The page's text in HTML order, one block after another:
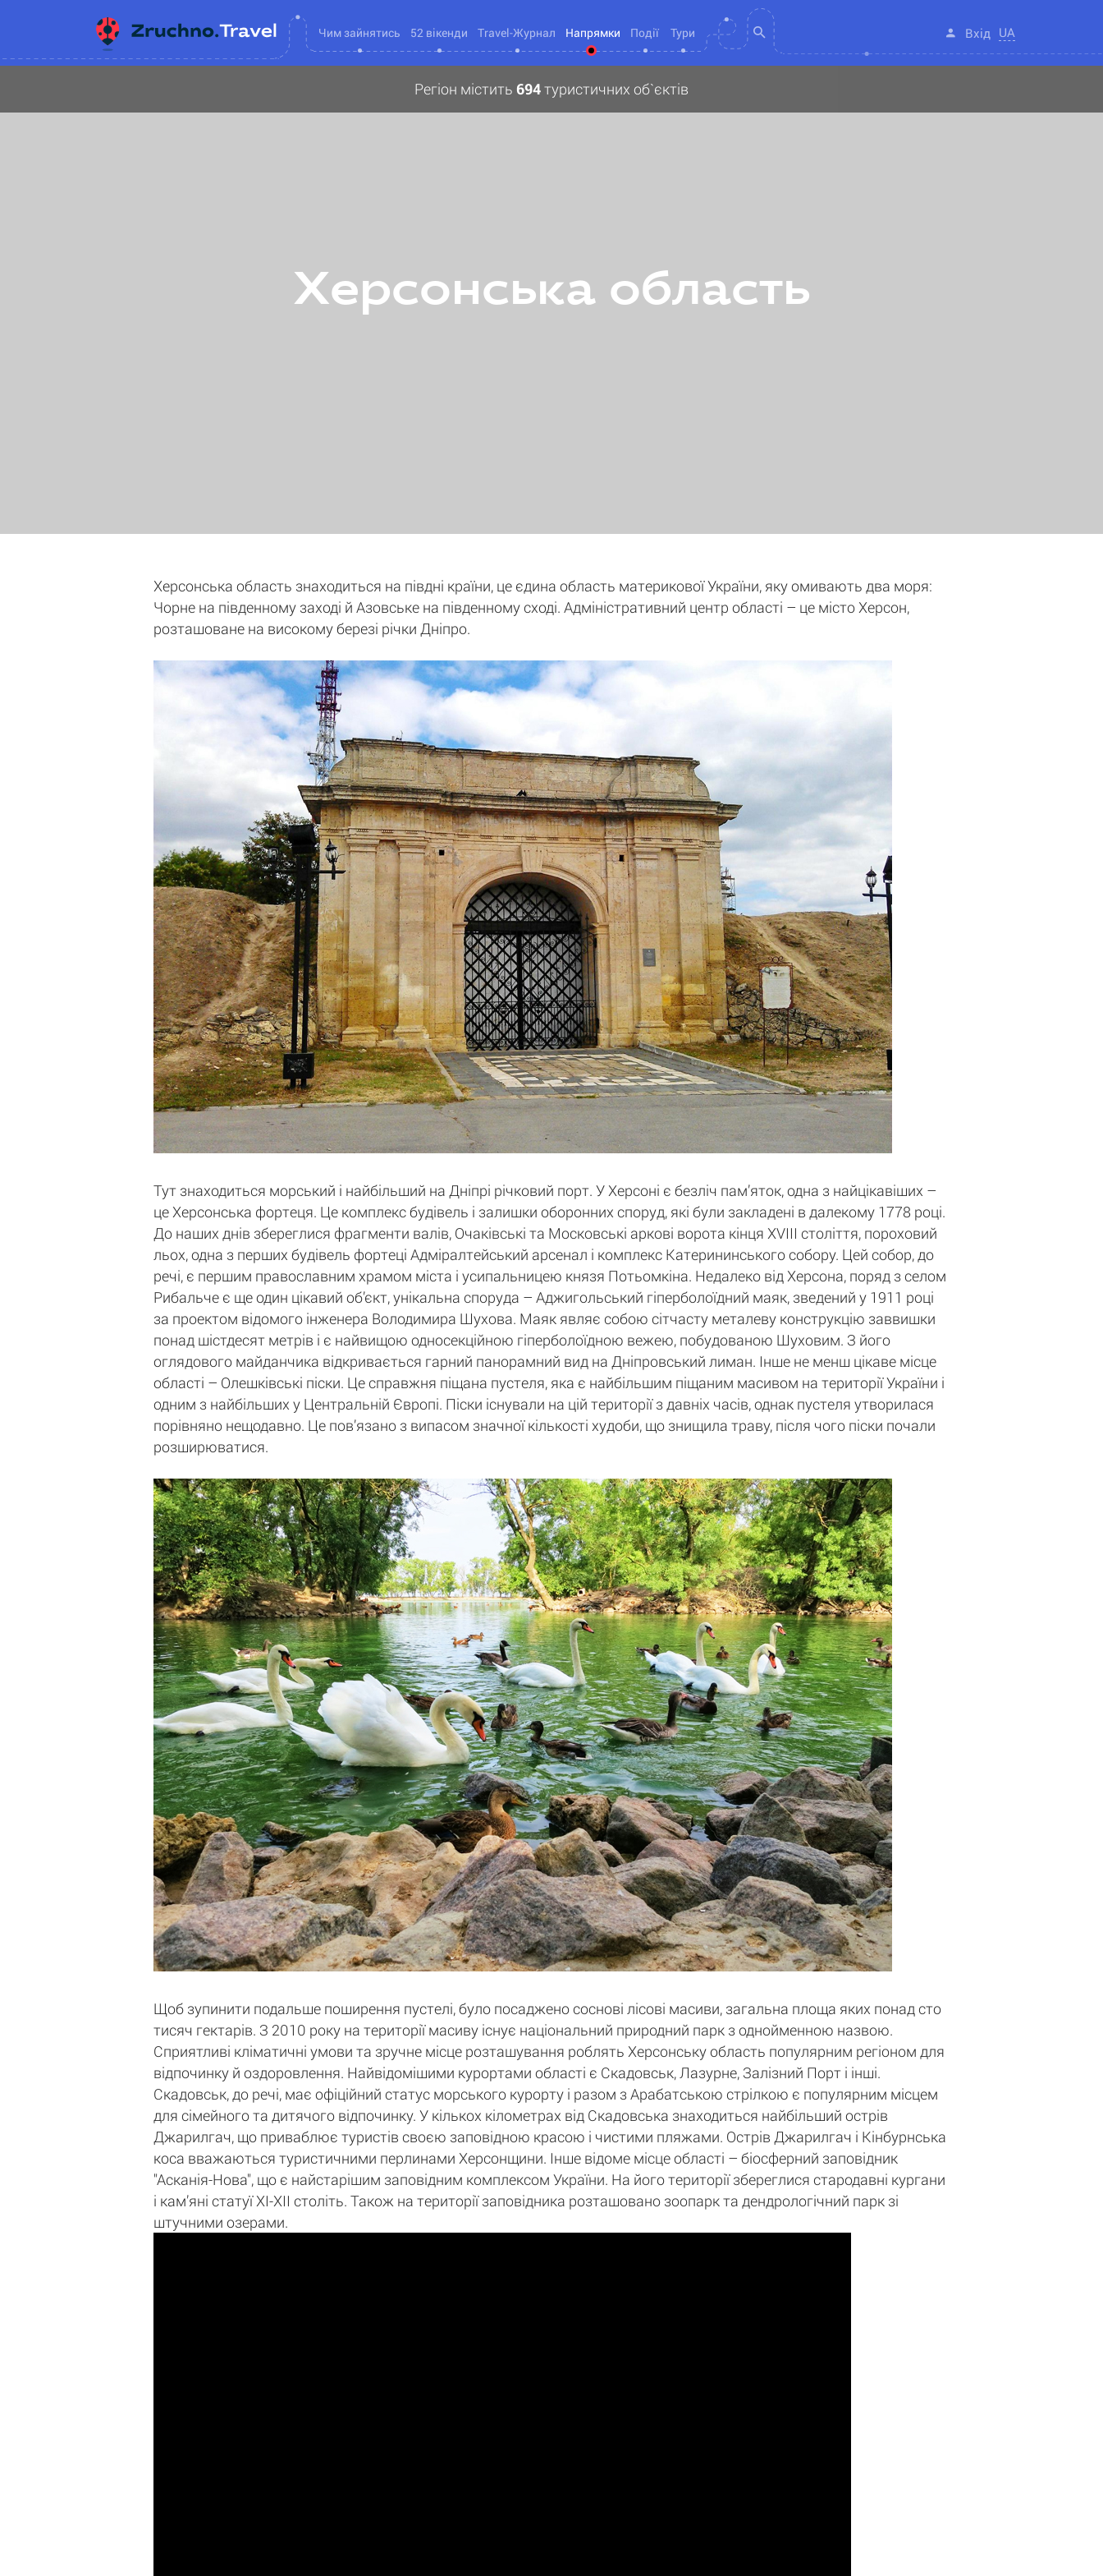
Чим зайнятись 52 вікенди Travel-Журнал Напрямки Події Тури Вхід UA
Регіон містить 694туристичних об`єктів
Херсонська область
Херсонська область знаходиться на півдні країни, це єдина область материкової України, яку омивають два моря:
Чорне на південному заході й Азовське на південному сході. Адміністративний центр області – це місто Херсон,
розташоване на високому березі річки Дніпро.
Тут знаходиться морський і найбільший на Дніпрі річковий порт. У Херсоні є безліч пам’яток, одна з найцікавіших –
це Херсонська фортеця. Це комплекс будівель і залишки оборонних споруд, які були закладені в далекому 1778 році.
До наших днів збереглися фрагменти валів, Очаківські та Московські аркові ворота кінця XVIII століття, пороховий
льох, одна з перших будівель фортеці Адміралтейський арсенал і комплекс Катерининського собору. Цей собор, до
речі, є першим православним храмом міста і усипальницею князя Потьомкіна. Недалеко від Херсона, поряд з селом
Рибальче є ще один цікавий об’єкт, унікальна споруда – Аджигольський гіперболоїдний маяк, зведений у 1911 році
за проектом відомого інженера Володимира Шухова. Маяк являє собою сітчасту металеву конструкцію заввишки
понад шістдесят метрів і є найвищою односекційною гіперболоїдною вежею, побудованою Шуховим. З його
оглядового майданчика відкривається гарний панорамний вид на Дніпровський лиман. Інше не менш цікаве місце
області – Олешківські піски. Це справжня піщана пустеля, яка є найбільшим піщаним масивом на території України і
одним з найбільших у Центральній Європі. Піски існували на цій території з давніх часів, однак пустеля утворилася
порівняно нещодавно. Це пов’язано з випасом значної кількості худоби, що знищила траву, після чого піски почали
розширюватися.
Щоб зупинити подальше поширення пустелі, було посаджено соснові лісові масиви, загальна площа яких понад сто
тисяч гектарів. З 2010 року на території масиву існує національний природний парк з однойменною назвою.
Сприятливі кліматичні умови та зручне місце розташування роблять Херсонську область популярним регіоном для
відпочинку й оздоровлення. Найвідомішими курортами області є Скадовськ, Лазурне, Залізний Порт і інші.
Скадовськ, до речі, має офіційний статус морського курорту і разом з Арабатською стрілкою є популярним місцем
для сімейного та дитячого відпочинку. У кількох кілометрах від Скадовська знаходиться найбільший острів
Джарилгач, що приваблює туристів своєю заповідною красою і чистими пляжами. Острів Джарилгач і Кінбурнська
коса вважаються туристичними перлинами Херсонщини. Інше відоме місце області – біосферний заповідник
"Асканія-Нова", що є найстарішим заповідним комплексом України. На його території збереглися стародавні кургани
і кам’яні статуї XI-XII століть. Також на території заповідника розташовано зоопарк та дендрологічний парк зі
штучними озерами.